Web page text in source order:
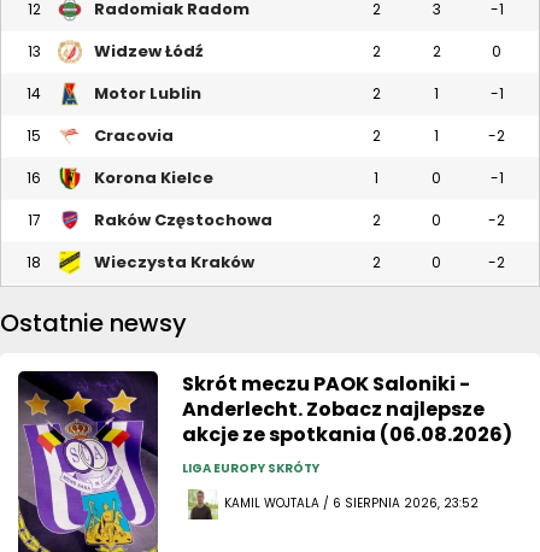
12 Radomiak Radom 2 3 -1
13 Widzew Łódź 2 2 0
14 Motor Lublin 2 1 -1
15 Cracovia 2 1 -2
16 Korona Kielce 1 0 -1
17 Raków Częstochowa 2 0 -2
18 Wieczysta Kraków 2 0 -2
Ostatnie newsy
Skrót meczu PAOK Saloniki -
Anderlecht. Zobacz najlepsze
akcje ze spotkania (06.08.2026)
LIGA EUROPY SKRÓTY
KAMIL WOJTALA / 6 SIERPNIA 2026, 23:52